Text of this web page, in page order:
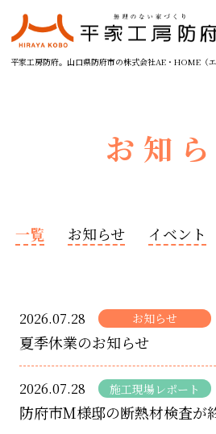
平家工房防府。山口県防府市の株式会社AE・HOME（エ
お知
一覧 お知らせ イベント
2026.07.28 お知らせ
夏季休業のお知らせ
2026.07.28 施工現場レポート
防府市M様邸の断熱材検査が